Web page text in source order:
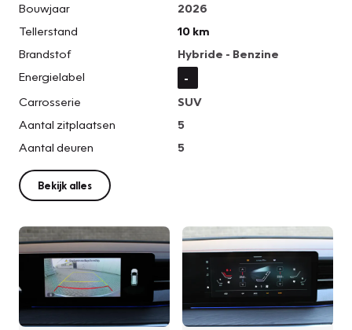
Bouwjaar
2026
Tellerstand
10 km
Brandstof
Hybride - Benzine
Energielabel
-
Carrosserie
SUV
Aantal zitplaatsen
5
Aantal deuren
5
Bekijk alles